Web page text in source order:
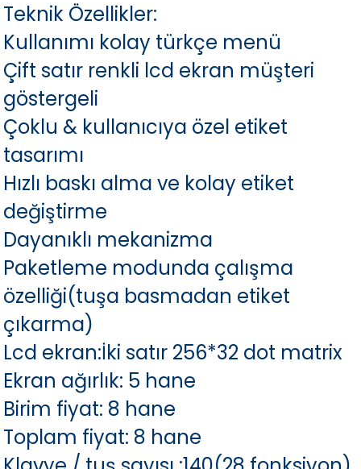
Teknik Özellikler:
Kullanımı kolay türkçe menü
Çift satır renkli lcd ekran müşteri
göstergeli
Çoklu & kullanıcıya özel etiket
tasarımı
Hızlı baskı alma ve kolay etiket
değiştirme
Dayanıklı mekanizma
Paketleme modunda çalışma
özelliği(tuşa basmadan etiket
çıkarma)
Lcd ekran:İki satır 256*32 dot matrix
Ekran ağırlık: 5 hane
Birim fiyat: 8 hane
Toplam fiyat: 8 hane